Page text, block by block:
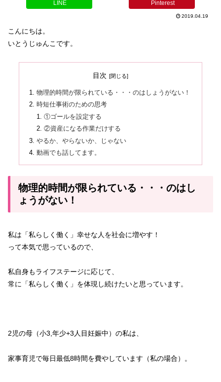
LINE Pinterest
2019.04.19
こんにちは。
いとうじゅんこです。
目次
物理的時間が限られている・・・のはしょうがない！
時短仕事術のための思考
①ゴールを設定する
②資産になる作業だけする
やるか、やらないか、じゃない
動画でも話してます。
物理的時間が限られている・・・のはし
ょうがない！
私は「私らしく働く」幸せな人を社会に増やす！
って本気で思っているので、
私自身もライフステージに応じて、
常に「私らしく働く」を体現し続けたいと思っています。
2児の母（小3,年少+3人目妊娠中）の私は、
家事育児で毎日最低8時間を費やしています（私の場合）。